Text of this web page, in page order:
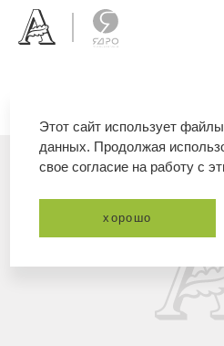
Этот сайт использует
данных. Продолжая
свое согласие на работу с
хорошо